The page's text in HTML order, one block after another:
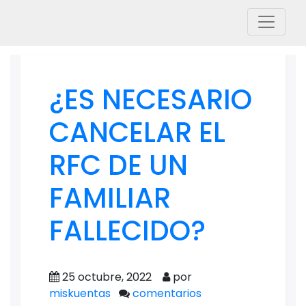
¿ES NECESARIO
CANCELAR EL
RFC DE UN
FAMILIAR
FALLECIDO?
25 octubre, 2022
por
miskuentas
comentarios